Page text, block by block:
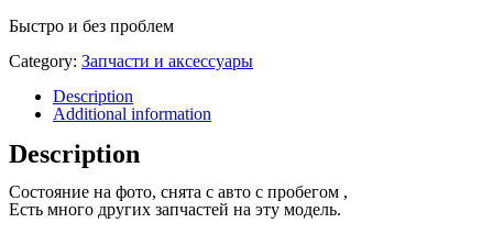
Быстро и без проблем
Category: Запчасти и аксессуары
Description
Additional information
Description
Состояние на фото, снята с авто с пробегом ,
Есть много других запчастей на эту модель.